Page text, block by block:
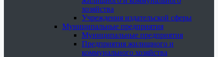
хозяйства
Учреждения издательской сферы
Муниципальные предприятия
Муниципальные предприятия
Предприятия жилищного и
коммунального хозяйства